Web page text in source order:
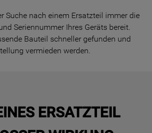
Suche nach einem Ersatzteil immer die
Seriennummer Ihres Geräts bereit.
Bauteil schneller gefunden und
vermieden werden.
ERSATZTEIL